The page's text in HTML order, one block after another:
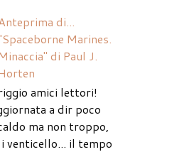
di...
Marines.
di Paul J.
amici lettori!
a dir poco
ma non troppo,
venticello... il tempo